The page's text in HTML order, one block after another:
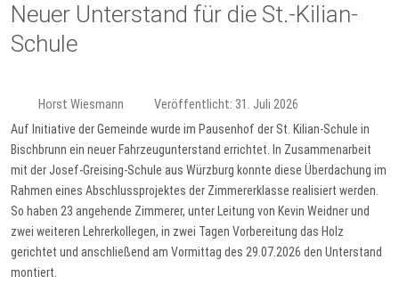
Neuer Unterstand für die St.-Kilian-
Schule
Horst Wiesmann Veröffentlicht: 31. Juli 2026
Auf Initiative der Gemeinde wurde im Pausenhof der St. Kilian-Schule in
Bischbrunn ein neuer Fahrzeugunterstand errichtet. In Zusammenarbeit
mit der Josef-Greising-Schule aus Würzburg konnte diese Überdachung im
Rahmen eines Abschlussprojektes der Zimmererklasse realisiert werden.
So haben 23 angehende Zimmerer, unter Leitung von Kevin Weidner und
zwei weiteren Lehrerkollegen, in zwei Tagen Vorbereitung das Holz
gerichtet und anschließend am Vormittag des 29.07.2026 den Unterstand
montiert.